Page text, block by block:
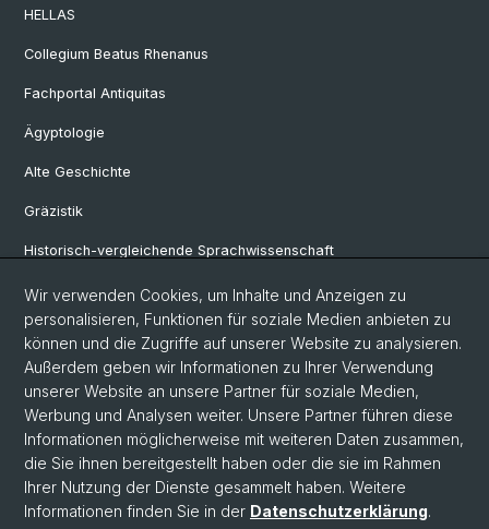
HELLAS
Collegium Beatus Rhenanus
Fachportal Antiquitas
Ägyptologie
Alte Geschichte
Gräzistik
Historisch-vergleichende Sprachwissenschaft
Klassische Archäologie
Latinistik
Ur- und Frühgeschichtliche und Provinzialrömische Archäologie
Vindonissa-Professur
© Universität Basel
Philosophisch-Historische Fakultät
Wir verwenden Cookies, um Inhalte und Anzeigen zu
personalisieren, Funktionen für soziale Medien anbieten zu
können und die Zugriffe auf unserer Website zu analysieren.
Außerdem geben wir Informationen zu Ihrer Verwendung
unserer Website an unsere Partner für soziale Medien,
Werbung und Analysen weiter. Unsere Partner führen diese
Informationen möglicherweise mit weiteren Daten zusammen,
die Sie ihnen bereitgestellt haben oder die sie im Rahmen
Ihrer Nutzung der Dienste gesammelt haben. Weitere
Informationen finden Sie in der Datenschutzerklärung.